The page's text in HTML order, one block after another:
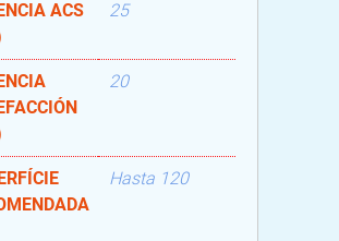
ACS
25
20
Hasta 120